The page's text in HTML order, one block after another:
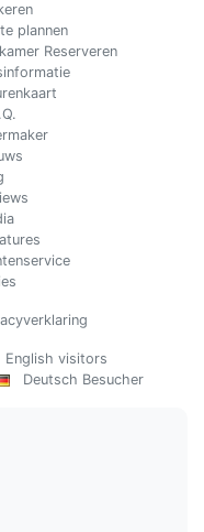
plannen
Reserveren
English visitors
Deutsch Besucher